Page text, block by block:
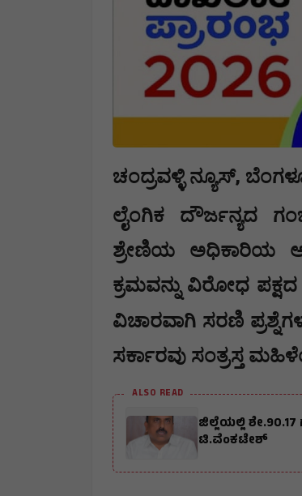
ಚಂದ್ರವಳ್ಳಿ ನ್ಯೂಸ್,
​ಲೈಂಗಿಕ ದೌರ್ಜನ್ಯದ
ಶ್ರೇಣಿಯ ಅಧಿಕಾರಿಯ
ಕ್ರಮವನ್ನು ವಿರೋಧ
ವಿಚಾರವಾಗಿ ಸರಣಿ
ಸರ್ಕಾರವು ಸಂತ್ರಸ್ತ
ALSO READ
ಜಿಲ್ಲೆಯಲ್ಲಿ
ಟಿ.ವೆಂಕಟೇಶ್